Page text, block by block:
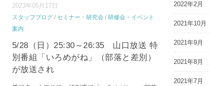
2023年05月17日
スタッフブログ/ セミナー・研究会/ 研修会・イベント
案内
5/28（日）25:30～26:35 山口放送 特
別番組「いろめがね」（部落と差別）
が放送され
2022年2月
2021年10月
2021年9月
2021年8月
2021年7月